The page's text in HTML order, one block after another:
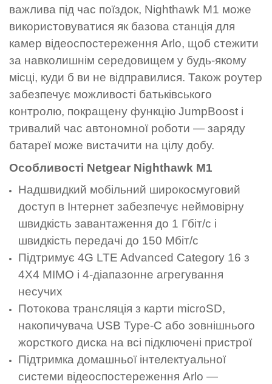
важлива під час поїздок, Nighthawk M1 може
використовуватися як базова станція для
камер відеоспостереження Arlo, щоб стежити
за навколишнім середовищем у будь-якому
місці, куди б ви не відправилися. Також роутер
забезпечує можливості батьківського
контролю, покращену функцію JumpBoost і
тривалий час автономної роботи — заряду
батареї може вистачити на цілу добу.
Особливості Netgear Nighthawk M1
Надшвидкий мобільний широкосмуговий
доступ в Інтернет забезпечує неймовірну
швидкість завантаження до 1 Гбіт/с і
швидкість передачі до 150 Мбіт/с
Підтримує 4G LTE Advanced Category 16 з
4X4 MIMO і 4-діапазонне агрегування
несучих
Потокова трансляція з карти microSD,
накопичувача USB Type-C або зовнішнього
жорсткого диска на всі підключені пристрої
Підтримка домашньої інтелектуальної
системи відеоспостереження Arlo —